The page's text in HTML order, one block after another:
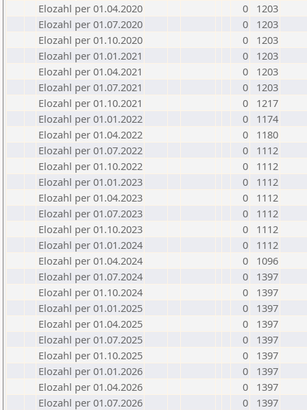
Elozahl per 01.04.2020
0
1203
Elozahl per 01.07.2020
0
1203
Elozahl per 01.10.2020
0
1203
Elozahl per 01.01.2021
0
1203
Elozahl per 01.04.2021
0
1203
Elozahl per 01.07.2021
0
1203
Elozahl per 01.10.2021
0
1217
Elozahl per 01.01.2022
0
1174
Elozahl per 01.04.2022
0
1180
Elozahl per 01.07.2022
0
1112
Elozahl per 01.10.2022
0
1112
Elozahl per 01.01.2023
0
1112
Elozahl per 01.04.2023
0
1112
Elozahl per 01.07.2023
0
1112
Elozahl per 01.10.2023
0
1112
Elozahl per 01.01.2024
0
1112
Elozahl per 01.04.2024
0
1096
Elozahl per 01.07.2024
0
1397
Elozahl per 01.10.2024
0
1397
Elozahl per 01.01.2025
0
1397
Elozahl per 01.04.2025
0
1397
Elozahl per 01.07.2025
0
1397
Elozahl per 01.10.2025
0
1397
Elozahl per 01.01.2026
0
1397
Elozahl per 01.04.2026
0
1397
Elozahl per 01.07.2026
0
1397